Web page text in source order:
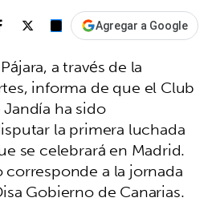
Agregar a Google
a través de la
informa de que el Club
ha sido
la primera luchada
se celebrará en Madrid.
a la jornada
Gobierno de Canarias.